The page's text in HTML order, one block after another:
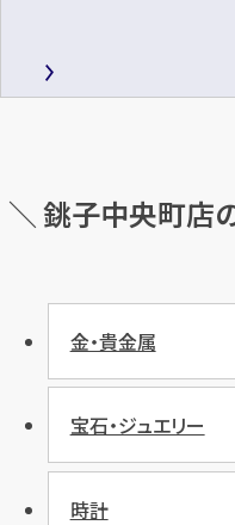
＼ 銚子中央町店
金・貴金属
宝石・ジュエリー
時計